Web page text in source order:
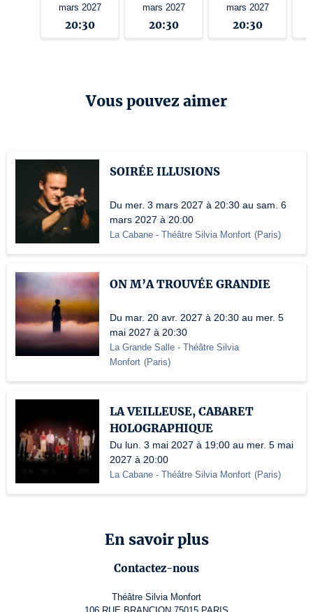
mars 2027
20:30
mars 2027
20:30
mars 2027
20:30
Vous pouvez aimer
SOIRÉE ILLUSIONS
Du mer. 3 mars 2027 à 20:30 au sam. 6
mars 2027 à 20:00
La Cabane - Théâtre Silvia Monfort (Paris)
ON M’A TROUVÉE GRANDIE
Du mar. 20 avr. 2027 à 20:30 au mer. 5
mai 2027 à 20:30
La Grande Salle - Théâtre Silvia
Monfort (Paris)
LA VEILLEUSE, CABARET
HOLOGRAPHIQUE
Du lun. 3 mai 2027 à 19:00 au mer. 5 mai
2027 à 20:00
La Cabane - Théâtre Silvia Monfort (Paris)
En savoir plus
Contactez-nous
Théâtre Silvia Monfort